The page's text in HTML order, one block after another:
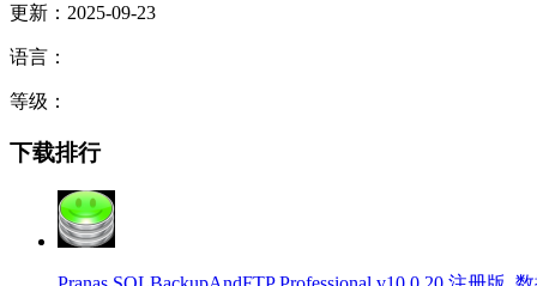
更新：2025-09-23
语言：
等级：
下载排行